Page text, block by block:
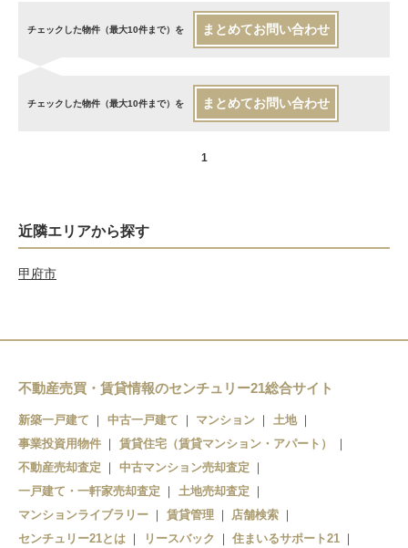
チェックした物件（最大10件まで）を まとめてお問い合わせ
チェックした物件（最大10件まで）を まとめてお問い合わせ
1
近隣エリアから探す
甲府市
不動産売買・賃貸情報のセンチュリー21総合サイト
新築一戸建て 中古一戸建て マンション
土地
事業投資用物件
賃貸住宅（賃貸マンション・アパート）
不動産売却査定
中古マンション売却査定
一戸建て・一軒家売却査定
土地売却査定
マンションライブラリー
賃貸管理
店舗検索
センチュリー21とは
リースバック
住まいるサポート21